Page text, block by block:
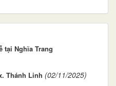
tại Nghĩa Trang
Thánh Linh (02/11/2025)